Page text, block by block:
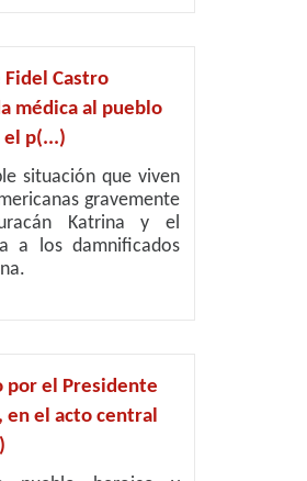
Castro
médica al pueblo
el p(...)
situación que viven
gravemente
Katrina y el
a los damnificados
por el Presidente
en el acto central